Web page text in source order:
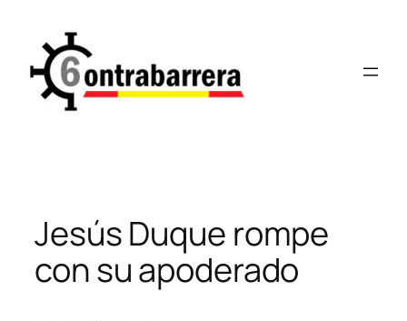
contenido
Jesús Duque rompe
con su apoderado